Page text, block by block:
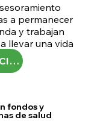
a permanecer
y trabajan
llevar una vida
NUESTROS SERVICIOS
fondos y
de salud